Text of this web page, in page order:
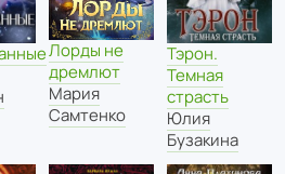
Лорды не
дремлют
Мария
Самтенко
Тэрон.
Темная
страсть
Юлия
Бузакина